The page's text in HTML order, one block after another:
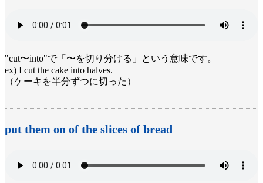
"cut〜into"で「〜を切り分ける」という意味です。
ex) I cut the cake into halves.
（ケーキを半分ずつに切った）
put them on of the slices of bread